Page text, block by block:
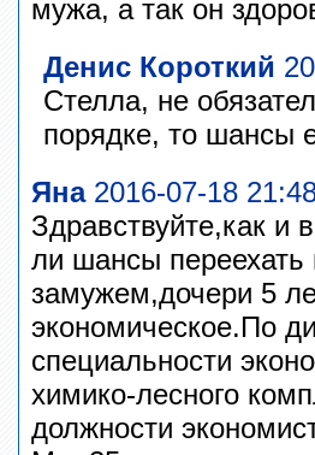
мужа, а так он
Денис Короткий
Стелла, не
порядке, то шансы
Яна2016-07-18
Здравствуйте,как и
ли шансы
замужем,дочери 5
экономическое.По
специальности
химико-лесного
должности